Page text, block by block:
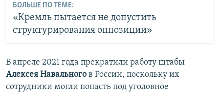
БОЛЬШЕ ПО ТЕМЕ:
«Кремль пытается не допустить
структурирования оппозиции»
В апреле 2021 года прекратили работу штабы
Алексея Навального в России, поскольку их
сотрудники могли попасть под уголовное